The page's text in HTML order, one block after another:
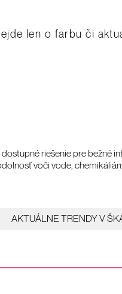
len o farbu či
riešenie pre bežné
voči vode,
AKTUÁLNE TRENDY V